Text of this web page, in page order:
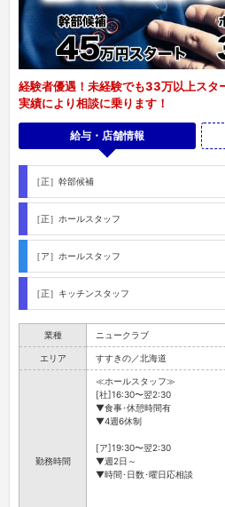
経験者優遇！未経験でも33万以上スタ
実績により相談に乗ります！
給与・店舗情報
［正］幹部候補
［正］ホールスタッフ
［ア］ホールスタッフ
［正］キッチンスタッフ
業種 ニュークラブ
エリア すすきの／北海道
勤務時間
≪ホールスタッフ≫
[社]16:30〜翌2:30
▼食事･休憩時間有
▼4週6休制
[ア]19:30〜翌2:30
▼週2日～
▼時間･日数･曜日応相談